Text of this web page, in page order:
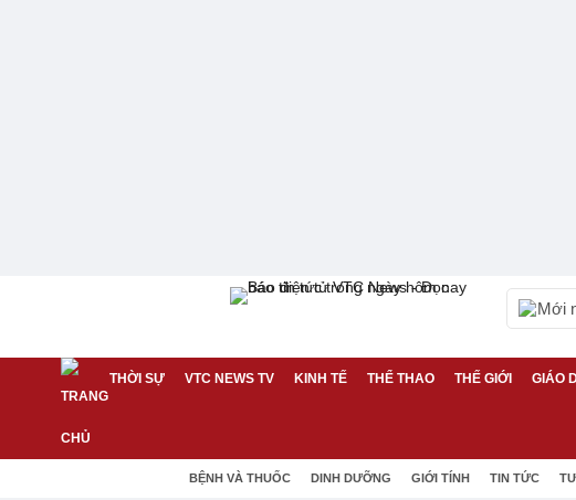
Mới
THỜI SỰ VTC NEWS TV KINH TẾ THỂ THAO THẾ GIỚI GIÁO
BỆNH VÀ THUỐC DINH DƯỠNG GIỚI TÍNH TIN TỨC